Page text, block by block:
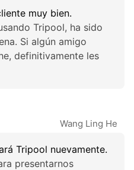
muy bien.
Tripool, ha sido
Si algún amigo
definitivamente les
Wang Ling He
Tripool nuevamente.
presentarnos